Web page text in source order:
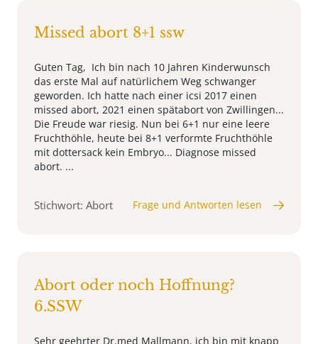
Missed abort 8+1 ssw
Guten Tag, Ich bin nach 10 Jahren Kinderwunsch
das erste Mal auf natürlichem Weg schwanger
geworden. Ich hatte nach einer icsi 2017 einen
missed abort, 2021 einen spätabort von Zwillingen...
Die Freude war riesig. Nun bei 6+1 nur eine leere
Fruchthöhle, heute bei 8+1 verformte Fruchthöhle
mit dottersack kein Embryo... Diagnose missed
abort. ...
Stichwort: Abort Frage und Antworten lesen
Abort oder noch Hoffnung?
6.SSW
Sehr geehrter Dr.med Mallmann, ich bin mit knapp